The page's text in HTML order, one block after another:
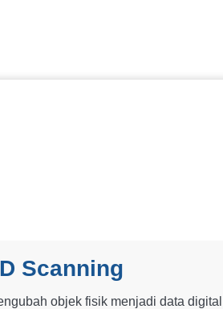
Scanning
objek fisik menjadi data